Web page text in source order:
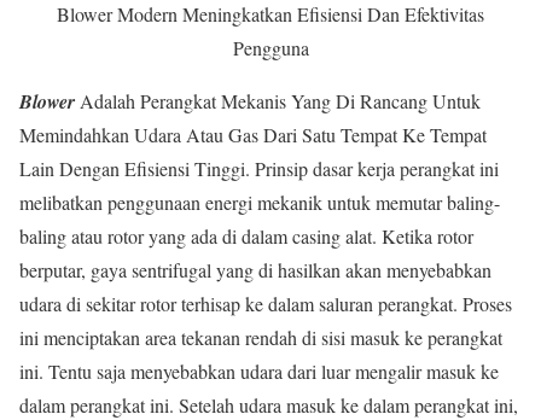
Blower Modern Meningkatkan Efisiensi Dan Efektivitas
Pengguna
Blower Adalah Perangkat Mekanis Yang Di Rancang Untuk
Memindahkan Udara Atau Gas Dari Satu Tempat Ke Tempat
Lain Dengan Efisiensi Tinggi. Prinsip dasar kerja perangkat ini
melibatkan penggunaan energi mekanik untuk memutar baling-
baling atau rotor yang ada di dalam casing alat. Ketika rotor
berputar, gaya sentrifugal yang di hasilkan akan menyebabkan
udara di sekitar rotor terhisap ke dalam saluran perangkat. Proses
ini menciptakan area tekanan rendah di sisi masuk ke perangkat
ini. Tentu saja menyebabkan udara dari luar mengalir masuk ke
dalam perangkat ini. Setelah udara masuk ke dalam perangkat ini,